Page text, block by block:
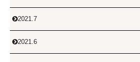
2021.7
2021.6